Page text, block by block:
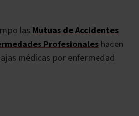
las Mutuas de Accidentes
Profesionales hacen
médicas por enfermedad